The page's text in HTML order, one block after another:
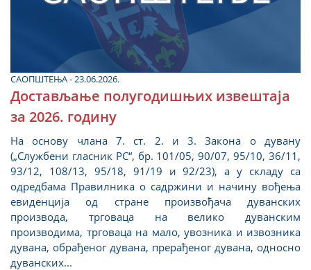
САОПШТЕЊА - 23.06.2026.
Достављање полугодишњих извештаја
за 2026. годину
На основу члана 7. ст. 2. и 3. Закона о дувану
(„Службени гласник РС“, бр. 101/05, 90/07, 95/10, 36/11,
93/12, 108/13, 95/18, 91/19 и 92/23), а у складу са
одредбама Правилникa о садржини и начину вођења
евиденција од стране произвођача дуванских
производа, трговаца на велико дуванским
производима, трговаца на мало, увозника и извозника
дувана, обрађеног дувана, прерађеног дувана, односно
дуванских...